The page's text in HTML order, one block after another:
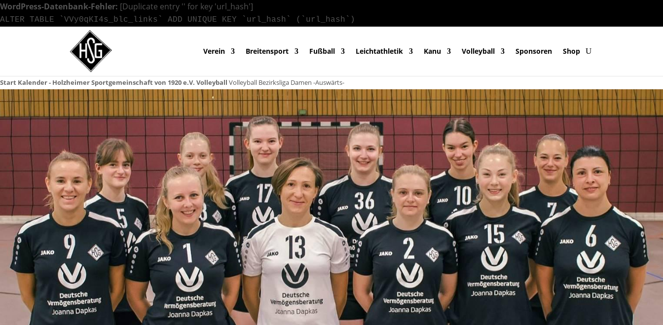
WordPress-Datenbank-Fehler: [Duplicate entry '' for key 'url_hash']
ALTER TABLE `VVy0qKI4s_blc_links` ADD UNIQUE KEY `url_hash` (`url_hash`)
Verein Breitensport Fußball Leichtathletik Kanu Volleyball Sponsoren Shop
Start Kalender - Holzheimer Sportgemeinschaft von 1920 e.V. Volleyball Volleyball Bezirksliga Damen -Auswärts-